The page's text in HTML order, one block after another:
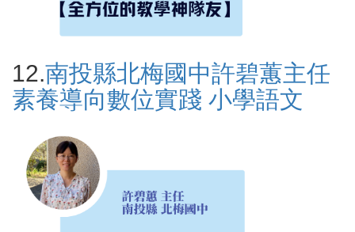
12.南投縣北梅國中許碧蕙主任
素養導向數位實踐 小學語文